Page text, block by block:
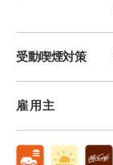
受動喫煙対策
雇用主